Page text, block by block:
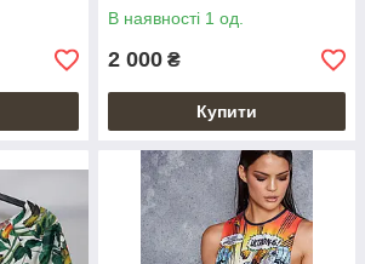
В наявності 1 од.
2 000 ₴
Купити